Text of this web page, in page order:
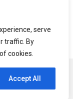
serve
traffic. By
cookies.
Accept All
de Cookies
Contactez nous